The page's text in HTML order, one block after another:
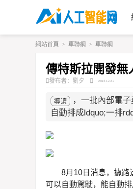
網站首頁 > 車聯網 > 車聯網
傳特斯拉開發無
發布者：劉夕 2018-12-21
導讀
，一批內部電
自動排成ldquo;一排
8月10日消息，據路
可以自動駕駛，能自動